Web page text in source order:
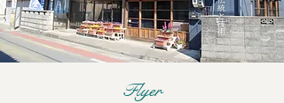
統
と
技
術
Flyer